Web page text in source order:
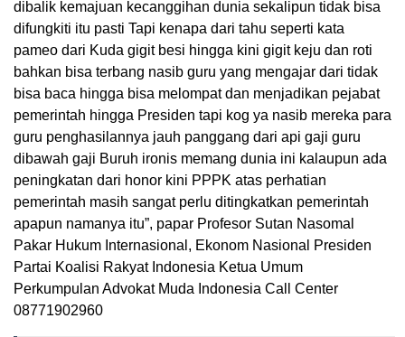
dibalik kemajuan kecanggihan dunia sekalipun tidak bisa
difungkiti itu pasti Tapi kenapa dari tahu seperti kata
pameo dari Kuda gigit besi hingga kini gigit keju dan roti
bahkan bisa terbang nasib guru yang mengajar dari tidak
bisa baca hingga bisa melompat dan menjadikan pejabat
pemerintah hingga Presiden tapi kog ya nasib mereka para
guru penghasilannya jauh panggang dari api gaji guru
dibawah gaji Buruh ironis memang dunia ini kalaupun ada
peningkatan dari honor kini PPPK atas perhatian
pemerintah masih sangat perlu ditingkatkan pemerintah
apapun namanya itu”, papar Profesor Sutan Nasomal
Pakar Hukum Internasional, Ekonom Nasional Presiden
Partai Koalisi Rakyat Indonesia Ketua Umum
Perkumpulan Advokat Muda Indonesia Call Center
08771902960